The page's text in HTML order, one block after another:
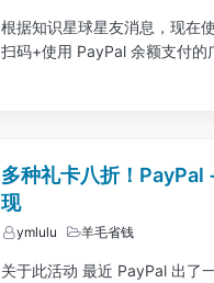
根据知识星球星友消息，现在
扫码+使用 PayPal 余额支付的
多种礼卡八折！PayPal
现
ymlulu 羊毛省钱
关于此活动 最近 PayPal 出了